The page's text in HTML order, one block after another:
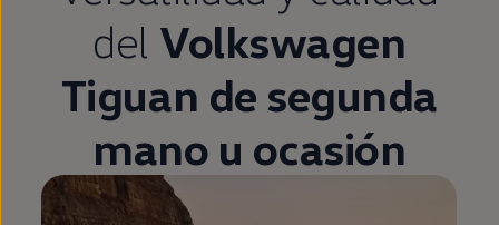
del Volkswagen
Tiguan de segunda
mano u ocasión